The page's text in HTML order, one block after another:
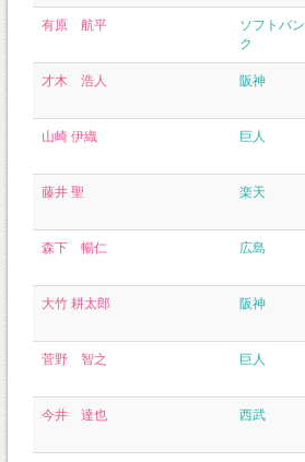
有原 航平
ソフトバン
ク
才木 浩人 阪神
山崎 伊織 巨人
藤井 聖 楽天
森下 暢仁 広島
大竹 耕太郎 阪神
菅野 智之 巨人
今井 達也 西武